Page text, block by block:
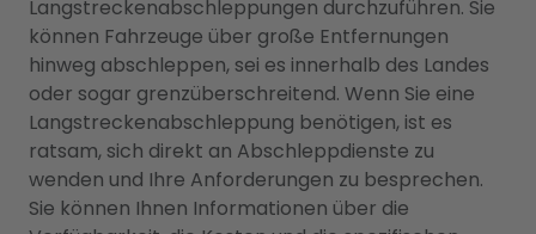
Langstreckenabschleppungen durchzuführen. Sie
können Fahrzeuge über große Entfernungen
hinweg abschleppen, sei es innerhalb des Landes
oder sogar grenzüberschreitend. Wenn Sie eine
Langstreckenabschleppung benötigen, ist es
ratsam, sich direkt an Abschleppdienste zu
wenden und Ihre Anforderungen zu besprechen.
Sie können Ihnen Informationen über die